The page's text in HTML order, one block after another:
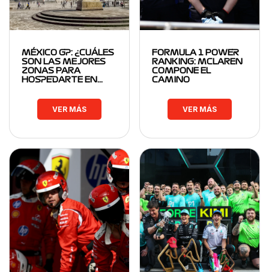
MÉXICO GP: ¿CUÁLES
SON LAS MEJORES
ZONAS PARA
HOSPEDARTE EN…
VER MÁS
FORMULA 1 POWER
RANKING: MCLAREN
COMPONE EL
CAMINO
VER MÁS